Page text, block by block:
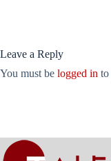
Leave a Reply
You must be logged in to